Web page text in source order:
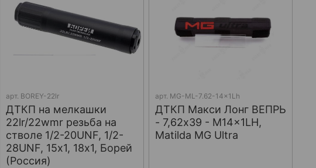
арт. BOREY-22lr
ДТКП на мелкашки
22lr/22wmr резьба на
стволе 1/2-20UNF, 1/2-
28UNF, 15х1, 18х1, Борей
(Россия)
арт. MG-ML-7.62-14x1Lh
ДТКП Макси Лонг ВЕПРЬ
- 7,62x39 - M14x1LH,
Matilda MG Ultra